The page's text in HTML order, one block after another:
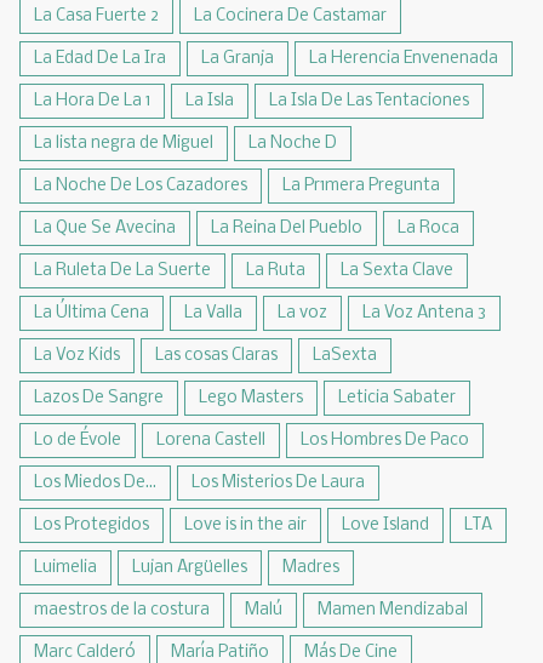
La Casa Fuerte 2 La Cocinera De Castamar
La Edad De La Ira La Granja La Herencia Envenenada
La Hora De La 1 La Isla La Isla De Las Tentaciones
La lista negra de Miguel La Noche D
La Noche De Los Cazadores La Pr1mera Pregunta
La Que Se Avecina La Reina Del Pueblo La Roca
La Ruleta De La Suerte La Ruta La Sexta Clave
La Última Cena La Valla La voz La Voz Antena 3
La Voz Kids Las cosas Claras LaSexta
Lazos De Sangre Lego Masters Leticia Sabater
Lo de Évole Lorena Castell Los Hombres De Paco
Los Miedos De... Los Misterios De Laura
Los Protegidos Love is in the air Love Island LTA
Luimelia Lujan Argüelles Madres
maestros de la costura Malú Mamen Mendizabal
Marc Calderó María Patiño Más De Cine